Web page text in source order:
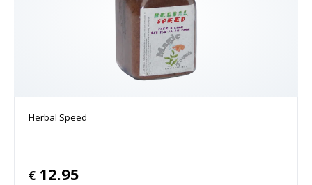
Herbal Speed
€ 12.95